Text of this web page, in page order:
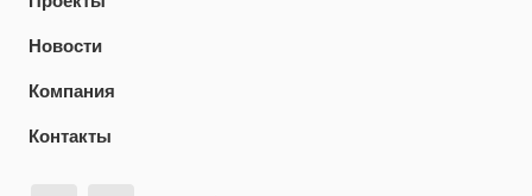
Новости
Компания
Контакты